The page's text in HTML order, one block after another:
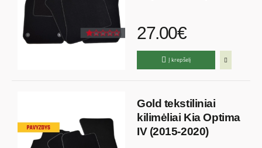
27.00€
Į krepšelį
Gold tekstiliniai
kilimėliai Kia Optima
IV (2015-2020)